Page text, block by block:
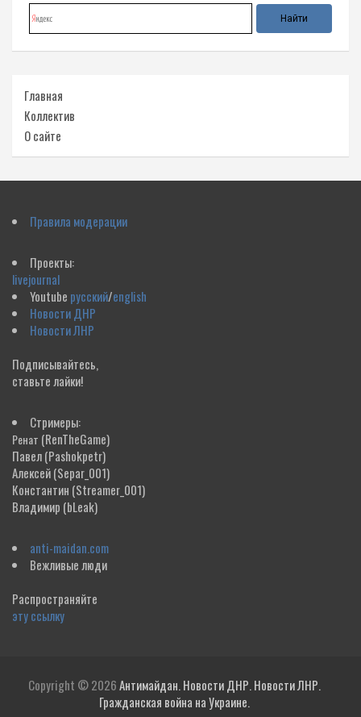
Главная
Коллектив
О сайте
Правила модерации
Проекты:
livejournal
Youtube русский/english
Новости ДНР
Новости ЛНР
Подписывайтесь,
ставьте лайки!
Стримеры:
Ренат (RenTheGame)
Павел(Pashokpetr)
Алексей(Separ_001)
Константин (Streamer_001)
Владимир (bLeak)
anti-maidan.com
Вежливые люди
Распространяйте
эту ссылку
Copyright © 2026Антимайдан. Новости ДНР. Новости ЛНР.
Гражданская война на Украине.